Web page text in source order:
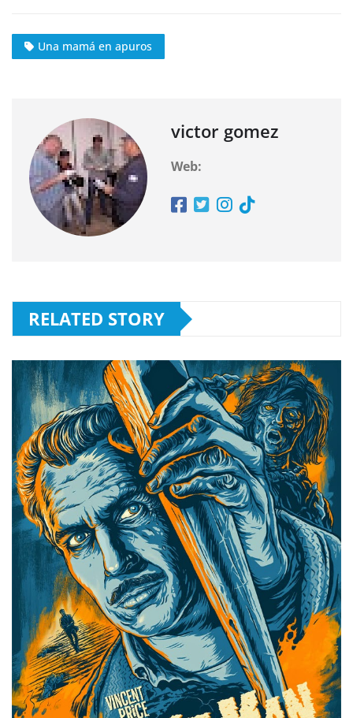
Una mamá en apuros
victor gomez
Web:
RELATED STORY